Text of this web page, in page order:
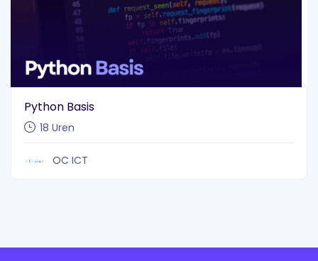
Python Basis
18 Uren
OC ICT